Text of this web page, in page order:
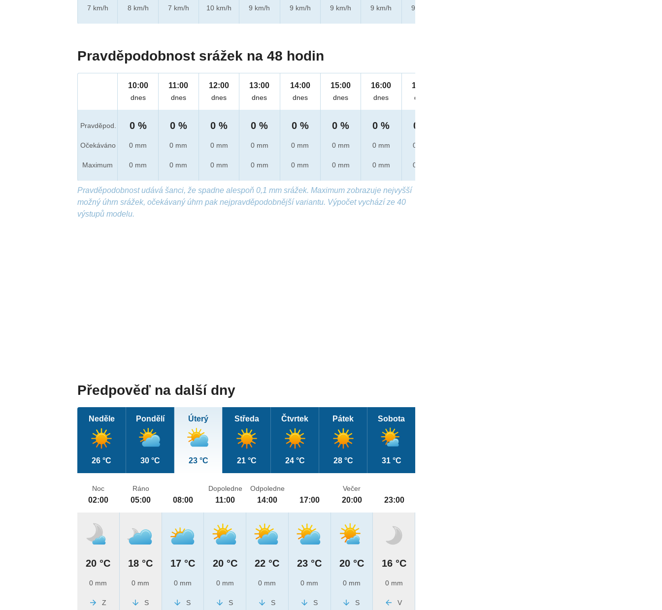
7 km/h
8 km/h
7 km/h
10 km/h
9 km/h
9 km/h
9 km/h
9 km/h
9 km/h
Pravděpodobnost srážek na 48 hodin
Pravděpod.
Očekáváno
Maximum
10:00
dnes
0 %
0 mm
0 mm
11:00
dnes
0 %
0 mm
0 mm
12:00
dnes
0 %
0 mm
0 mm
13:00
dnes
0 %
0 mm
0 mm
14:00
dnes
0 %
0 mm
0 mm
15:00
dnes
0 %
0 mm
0 mm
16:00
dnes
0 %
0 mm
0 mm
17:00
dnes
0 %
0 mm
0 mm
Pravděpodobnost udává šanci, že spadne alespoň 0,1 mm srážek. Maximum zobrazuje nejvyšší
možný úhrn srážek, očekávaný úhrn pak nejpravděpodobnější variantu. Výpočet vychází ze 40
výstupů modelu.
Předpověď na další dny
Neděle
26 °C
Pondělí
30 °C
Úterý
23 °C
Středa
21 °C
Čtvrtek
24 °C
Pátek
28 °C
Sobota
31 °C
Noc
02:00
20 °C
0 mm
Z
Ráno
05:00
18 °C
0 mm
S
08:00
17 °C
0 mm
S
Dopoledne
11:00
20 °C
0 mm
S
Odpoledne
14:00
22 °C
0 mm
S
17:00
23 °C
0 mm
S
Večer
20:00
20 °C
0 mm
S
23:00
16 °C
0 mm
V